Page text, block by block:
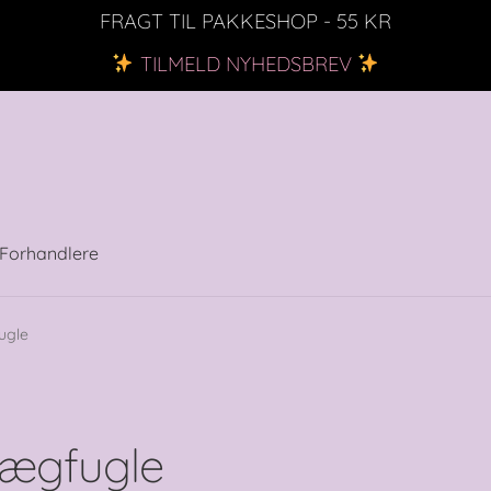
FRAGT TIL PAKKESHOP - 55 KR
TILMELD NYHEDSBREV
Forhandlere